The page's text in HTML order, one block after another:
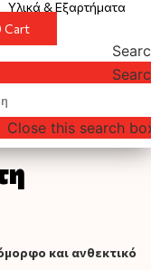
Υλικά & Εξαρτήματα
Cart
Close this search
και ανθεκτικό